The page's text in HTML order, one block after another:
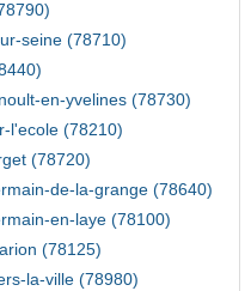
seine (78710)
en-yvelines (78730)
l'ecole (78210)
(78720)
de-la-grange (78640)
en-laye (78100)
(78125)
la-ville (78980)